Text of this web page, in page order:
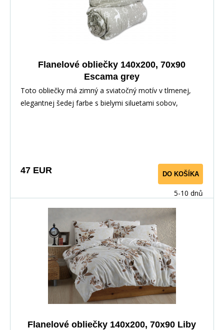
Flanelové obliečky 140x200, 70x90
Escama grey
Toto obliečky má zimný a sviatočný motív v tlmenej,
elegantnej šedej farbe s bielymi siluetami sobov,
atmosféru ako stvorenú pre chladné zimné večery.
Obliečky navodzujú dojem zasneženej krajiny a sú
ideálnou voľbou pre zimnú sezónu alebo ako štýlová
47 EUR DO KOŠÍKA
5-10 dnů
Flanelové obliečky 140x200, 70x90 Liby